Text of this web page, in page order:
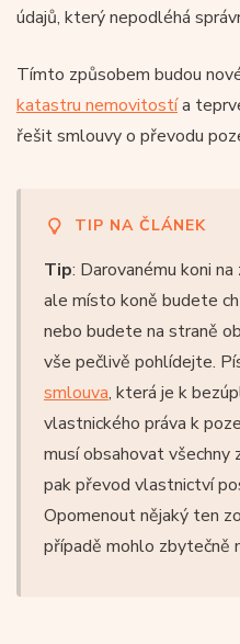
údajů, který nepodléhá
Tímto způsobem budou
katastru nemovitostía
řešit smlouvy o převodu
TIP NA ČLÁNEK
Tip: Darovanému koni
ale místo koně budete
nebo budete na straně
vše pečlivě pohlídejte.
smlouva, která je k
vlastnického práva k
musí obsahovat všechny
pak převod vlastnictví
Opomenout nějaký ten
případě mohlo zbytečně